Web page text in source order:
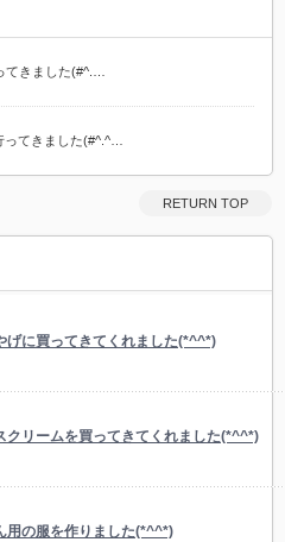
てきました(#^.…
てきました(#^.^…
RETURN TOP
げに買ってきてくれました(*^^*)
クリームを買ってきてくれました(*^^*)
用の服を作りました(*^^*)